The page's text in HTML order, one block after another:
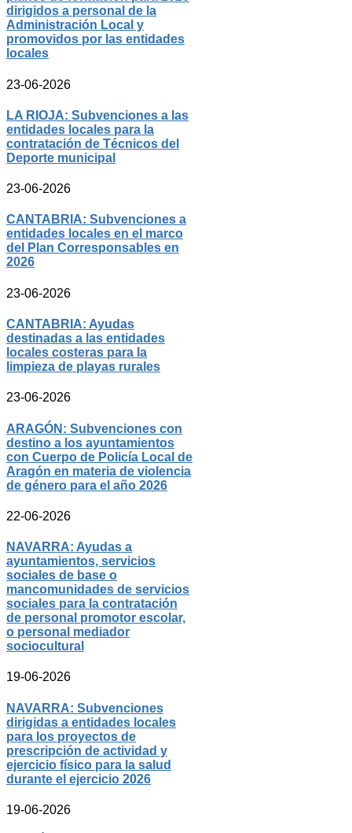
dirigidos a personal de la
Administración Local y
promovidos por las entidades
locales
23-06-2026
LA RIOJA: Subvenciones a las
entidades locales para la
contratación de Técnicos del
Deporte municipal
23-06-2026
CANTABRIA: Subvenciones a
entidades locales en el marco
del Plan Corresponsables en
2026
23-06-2026
CANTABRIA: Ayudas
destinadas a las entidades
locales costeras para la
limpieza de playas rurales
23-06-2026
ARAGÓN: Subvenciones con
destino a los ayuntamientos
con Cuerpo de Policía Local de
Aragón en materia de violencia
de género para el año 2026
22-06-2026
NAVARRA: Ayudas a
ayuntamientos, servicios
sociales de base o
mancomunidades de servicios
sociales para la contratación
de personal promotor escolar,
o personal mediador
sociocultural
19-06-2026
NAVARRA: Subvenciones
dirigidas a entidades locales
para los proyectos de
prescripción de actividad y
ejercicio físico para la salud
durante el ejercicio 2026
19-06-2026